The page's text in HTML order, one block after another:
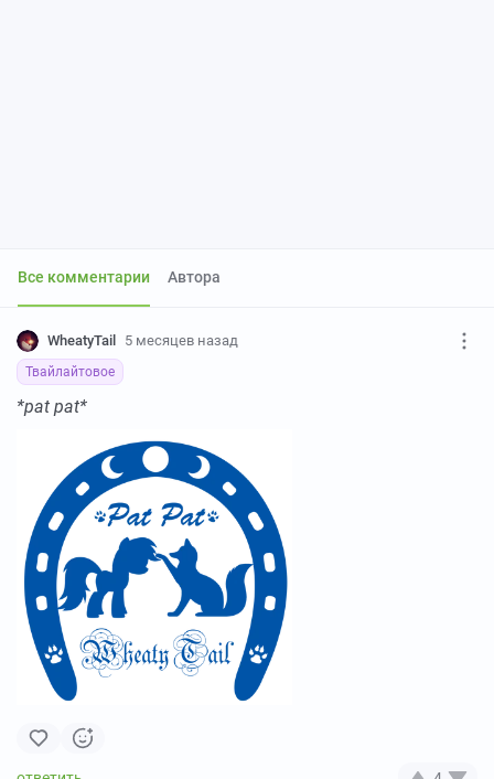
Все комментарии Автора
WheatyTail 5 месяцев назад
Твайлайтовое
*pat pat*